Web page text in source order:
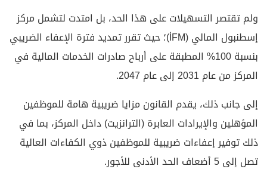
ولم تقتصر التسهيلات على هذا الحد، بل امتدت لتشمل مركز
إسطنبول المالي (İFM)؛ حيث تقرر تمديد فترة الإعفاء الضريبي
بنسبة 100% المطبقة على أرباح صادرات الخدمات المالية في
المركز من عام 2031 إلى عام 2047.
إلى جانب ذلك، يقدم القانون مزايا ضريبية هامة للموظفين
المؤهلين والإيرادات العابرة (الترانزيت) داخل المركز، بما في
ذلك توفير إعفاءات ضريبية للموظفين ذوي الكفاءات العالية
تصل إلى 5 أضعاف الحد الأدنى للأجور.